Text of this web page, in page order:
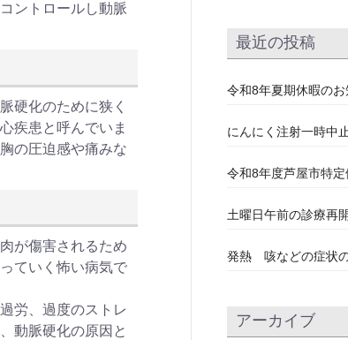
ントロールし動脈
硬化のために狭く
疾患と呼んでいま
の圧迫感や痛みな
が傷害されるため
ていく怖い病気で
労、過度のストレ
動脈硬化の原因と
最近の投稿
令和8年夏期休暇の
にんにく注射一時中
令和8年度芦屋市特定
土曜日午前の診療再
発熱 咳などの症状
アーカイブ